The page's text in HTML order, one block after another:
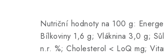
Nutriční hodnoty na 100 g:
Bílkoviny 1,6 g; Vláknina 3,0 g;
n.r. %; Cholesterol < LoQ mg;